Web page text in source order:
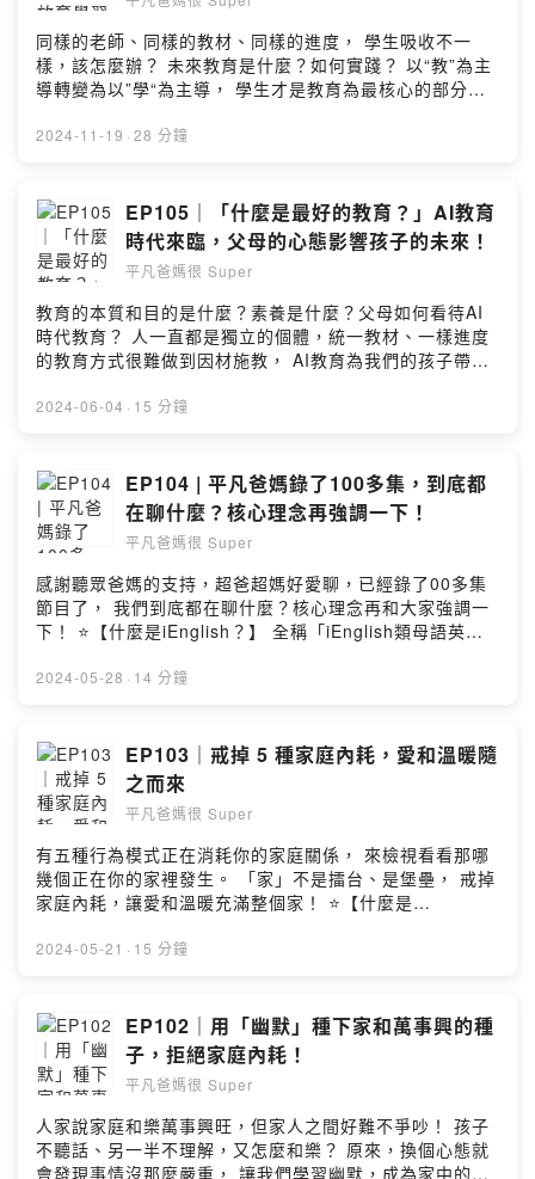
加入LINE好友｜https://lin.ee/EjnvmZ8 🔸️合作洽談｜
weiaishine@gmail.com ⭐️【本節目由 iEnglish 為愛發光
教育提供】 什麼是iEnglish？ 全稱「iEnglish類母語英語
學習訓練系統」，大家都叫它“小i”。遵循學習母語「聽→
說→讀→寫」的規律，並依據學習者行為及掌握程度利用
大數據與 AI 智能推送適合學習教材，讓學習者自然學習英
https://lin.ee/EjnvmZ8 🔸️透過不同平台認識我們｜
https://linktr.ee/ienglish.tw Produced by iEnglish 為愛
發光教育 --Hosting provided by SoundOn
同樣的老師、同樣的教材、同樣的進度， 學生吸收不一
樣，該怎麼辦？ 未來教育是什麼？如何實踐？ 以“教”為主
導轉變為以”學“為主導， 學生才是教育為最核心的部分。
光老師分享實際案例， 沒有一個孩子不能學好！
小孩，兩人各自從遙遠的南北半球飛到上海工作，從相
識、結婚到養育3個孩子，經歷過不同國家的教育和工作環
境，深刻體會中英雙語和家庭教育對孩子的重要，回台後
兩人全身心投入英語和家庭教育工作，共同創辦「iEnglish
為愛發光教育」。 🔸️平凡爸媽很Super粉專｜
https://www.facebook.com/weiaishine 🔸️加入LINE好友
｜https://lin.ee/EjnvmZ8 🔸️合作洽談｜
weiaishine@gmail.com ⭐️【本節目由 iEnglish 為愛發光
教育提供】 什麼是iEnglish？ 全稱「iEnglish類母語英語
大數據與 AI 智能推送適合學習教材，讓學習者自然學習英
文，同時精準有效提升聽力、口語和閱讀力，適合所有年
齡及程度學習者。 🔸️平凡爸媽聽眾購買諮詢👉
https://lin.ee/EjnvmZ8 🔸️透過不同平台認識我們｜
發光教育 --Hosting provided by SoundOn
2024-11-19 · 28 分鐘
EP105｜「什麼是最好的教育？」AI教育
時代來臨，父母的心態影響孩子的未來！
平凡爸媽很 Super
教育的本質和目的是什麼？素養是什麼？父母如何看待AI
時代教育？ 人一直都是獨立的個體，統一教材、一樣進度
的教育方式很難做到因材施教， AI教育為我們的孩子帶來
再只是城鄉差距、或考試成績，更是在於會不會運用工
說→讀→寫」的規律，並依據學習者行為及掌握程度利用
大數據與 AI 智能推送適合學習教材，讓學習者自然學習英
文，同時精準有效提升聽力、口語和閱讀力，適合所有年
齡及程度學習者。 ⭐️平凡爸媽聽眾購買連結👉
https://ienglishtw.com/product/wafg-001/ 2024年6月
底前購買，結帳輸入折價碼 「super AI」可享300元優
惠。 🔸️官方網站介紹｜https://reurl.cc/aLQvW3 🔸️諮詢
LINE客服｜https://lin.ee/dXPhchf 🔸️透過不同平台認識
我們｜https://linktr.ee/ienglish.tw --- ⭐️【About 超爸
兩人各自從遙遠的南北半球飛到上海工作，從相識、結婚
到養育3個孩子，經歷過不同國家的教育和工作環境，深刻
體會中英雙語和家庭教育對孩子的重要，回台後兩人全身
心投入英語和家庭教育工作，共同創辦「iEnglish為愛發光
https://www.facebook.com/weiaishine ⭐️【本節目由
iEnglish 為愛發光教育提供】 🔸️認識我們｜
https://linktr.ee/ienglish.tw 🔸️寫信給我｜
愛發光教育 & 節目製作人Jocelyn Jhu ( 節目製作｜
2024-06-04 · 15 分鐘
EP104 | 平凡爸媽錄了100多集，到底都
在聊什麼？核心理念再強調一下！
平凡爸媽很 Super
感謝聽眾爸媽的支持，超爸超媽好愛聊，已經錄了00多集
節目了， 我們到底都在聊什麼？核心理念再和大家強調一
下！ ⭐️【什麼是iEnglish？】 全稱「iEnglish類母語英語
說→讀→寫」的規律，並依據學習者行為及掌握程度利用
齡及程度學習者。 🔸️官方網站介紹｜
https://reurl.cc/aLQvW3 🔸️諮詢LINE客服｜
https://lin.ee/dXPhchf 🔸️透過不同認識我們｜
https://linktr.ee/ienglish.tw --- ⭐️【About 超爸 Eric &
超媽 Kelin】 同時身爲青少年、兒童及幼童的三寶爸媽，
Eric曾是小留學生，Kelin 是土生土長的台灣小孩，兩人各
自從遙遠的南北半球飛到上海工作，從相識、結婚到養育3
個孩子，經歷過不同國家的教育和工作環境，深刻體會中
英雙語和家庭教育對孩子的重要，回台後兩人全身心投入
https://www.facebook.com/weiaishine ⭐️【本節目由
iEnglish 為愛發光教育提供】 🔸️認識我們｜
https://linktr.ee/ienglish.tw 🔸️寫信給我｜
ienglish.podcast@gmail.com Produced by iEnglish 為
https://linktr.ee/podcastcone ) --Hosting provided by
SoundOn
2024-05-28 · 14 分鐘
EP103｜戒掉 5 種家庭內耗，愛和溫暖隨
之而來
平凡爸媽很 Super
有五種行為模式正在消耗你的家庭關係， 來檢視看看那哪
幾個正在你的家裡發生。 「家」不是擂台、是堡壘， 戒掉
家庭內耗，讓愛和溫暖充滿整個家！ ⭐️【什麼是
統」，大家都叫它“小i”。遵循學習母語「聽→說→讀→
精準有效提升聽力、口語和閱讀力，適合所有年齡及程度
學習者。 🔸️官方網站介紹｜https://reurl.cc/aLQvW3 🔸️
諮詢LINE客服｜https://lin.ee/dXPhchf 🔸️透過不同認識
我們｜https://linktr.ee/ienglish.tw --- ⭐️【About 超爸
Eric & 超媽 Kelin】 同時身爲青少年、兒童及幼童的三寶
爸媽，Eric曾是小留學生，Kelin 是土生土長的台灣小孩，
兩人各自從遙遠的南北半球飛到上海工作，從相識、結婚
2024-05-21 · 15 分鐘
EP102｜用「幽默」種下家和萬事興的種
子，拒絕家庭內耗！
平凡爸媽很 Super
人家說家庭和樂萬事興旺，但家人之間好難不爭吵！ 孩子
不聽話、另一半不理解，又怎麼和樂？ 原來，換個心態就
會發現事情沒那麼嚴重， 讓我們學習幽默，成為家中的調